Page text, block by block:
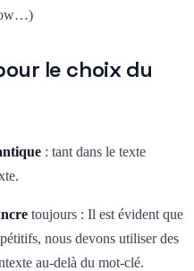
le choix du
: tant dans le texte
toujours : Il est évident que
nous devons utiliser des
au-delà du mot-clé.